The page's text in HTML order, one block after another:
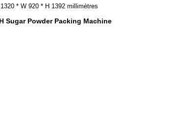
1320 * W 920 * H 1392 millimètres
Sugar Powder Packing Machine